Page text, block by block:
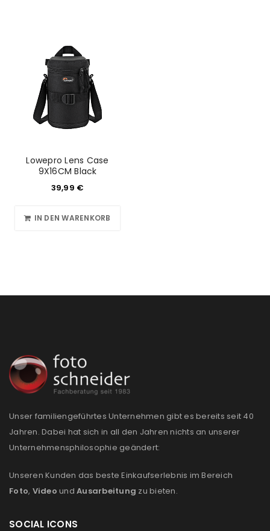
Lowepro Lens Case
9X16CM Black
39,99 €
IN DEN WARENKORB
Unser familiengeführtes Unternehmen gibt es bereits seit 40
Jahren. Dabei hat sich in all den Jahren nichts an unserer
Unternehmensphilosophie geändert:
Unseren Kunden das beste Einkaufserlebnis im Bereich
Foto, Video und Ausarbeitung zu bieten.
SOCIAL ICONS